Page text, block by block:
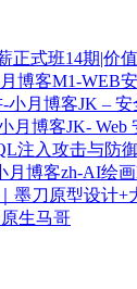
M1-WEB
JK –
JK- Web
zh-AI绘
生马哥